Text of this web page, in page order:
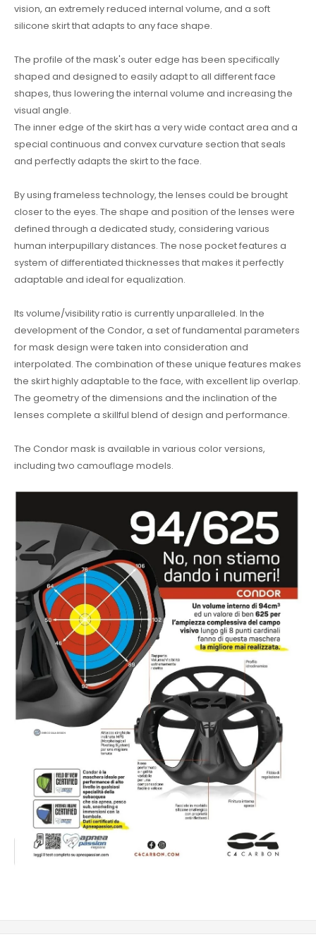
vision, an extremely reduced internal volume, and a soft
silicone skirt that adapts to any face shape.
The profile of the mask's outer edge has been specifically
shaped and designed to easily adapt to all different face
shapes, thus lowering the internal volume and increasing the
visual angle.
The inner edge of the skirt has a very wide contact area and a
special continuous and convex curvature section that seals
and perfectly adapts the skirt to the face.
By using frameless technology, the lenses could be brought
closer to the eyes. The shape and position of the lenses were
defined through a dedicated study, considering various
human interpupillary distances. The nose pocket features a
system of differentiated thicknesses that makes it perfectly
adaptable and ideal for equalization.
Its volume/visibility ratio is currently unparalleled. In the
development of the Condor, a set of fundamental parameters
for mask design were taken into consideration and
interpolated. The combination of these unique features makes
the skirt highly adaptable to the face, with excellent lip overlap.
The geometry of the dimensions and the inclination of the
lenses complete a skillful blend of design and performance.
The Condor mask is available in various color versions,
including two camouflage models.